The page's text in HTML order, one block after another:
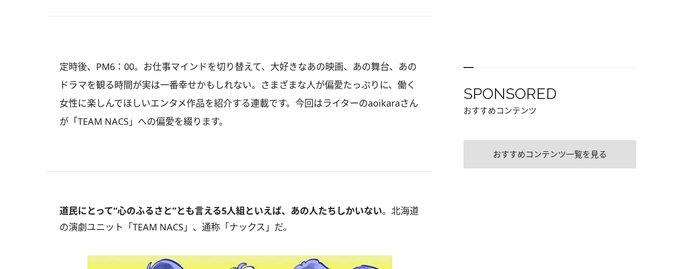
定時後、PM6：00。お仕事マインドを切り替えて、大好きなあの映画、あの舞台、あの
ドラマを観る時間が実は一番幸せかもしれない。さまざまな人が偏愛たっぷりに、働く
女性に楽しんでほしいエンタメ作品を紹介する連載です。今回はライターのaoikaraさん
が「TEAM NACS」への偏愛を綴ります。
道民にとって“心のふるさと”とも言える5人組といえば、あの人たちしかいない。北海道
の演劇ユニット「TEAM NACS」、通称「ナックス」だ。
SPONSORED
おすすめコンテンツ
おすすめコンテンツ一覧を見る